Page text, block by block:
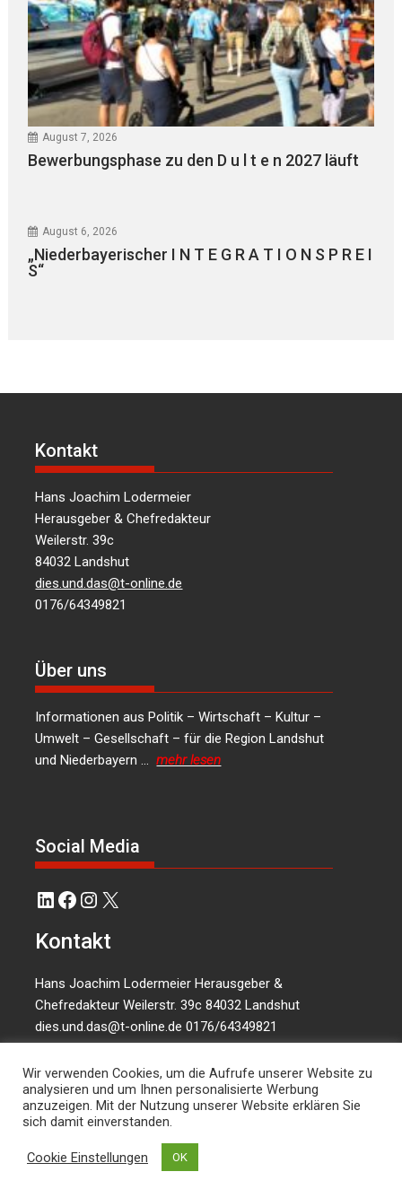
August 7, 2026
Bewerbungsphase zu den D u l t e n 2027 läuft
August 6, 2026
„Niederbayerischer I N T E G R A T I O N S P R E I
S“
Kontakt
Hans Joachim Lodermeier
Herausgeber & Chefredakteur
Weilerstr. 39c
84032 Landshut
dies.und.das@t-online.de
0176/64349821
Über uns
Informationen aus Politik – Wirtschaft – Kultur –
Umwelt – Gesellschaft – für die Region Landshut
und Niederbayern …mehr lesen
Social Media
LinkedIn
Facebook
Instagram
X
Kontakt
Hans Joachim Lodermeier Herausgeber &
Chefredakteur Weilerstr. 39c 84032 Landshut
dies.und.das@t-online.de 0176/64349821
Wir verwenden Cookies, um die Aufrufe unserer Website zu
analysieren und um Ihnen personalisierte Werbung
anzuzeigen. Mit der Nutzung unserer Website erklären Sie
sich damit einverstanden.
Cookie Einstellungen OK